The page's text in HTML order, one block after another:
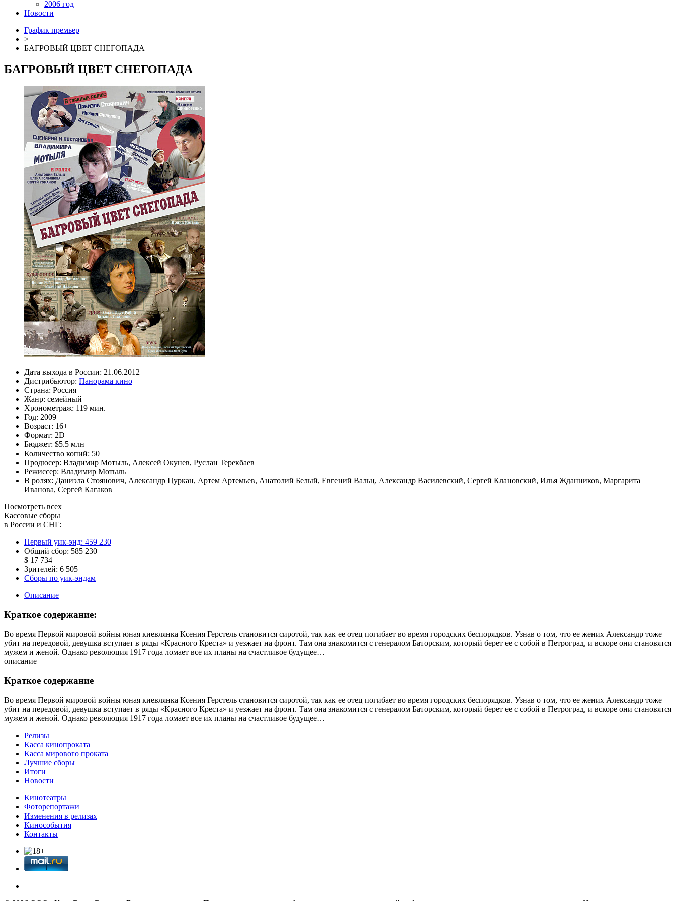
2006 год
Новости
График премьер
>
БАГРОВЫЙ ЦВЕТ СНЕГОПАДА
БАГРОВЫЙ ЦВЕТ СНЕГОПАДА
Дата выхода в России: 21.06.2012
Дистрибьютор: Панорама кино
Страна: Россия
Жанр: семейный
Хронометраж: 119 мин.
Год: 2009
Возраст: 16+
Формат: 2D
Бюджет: $5.5 млн
Количество копий: 50
Продюсер: Владимир Мотыль, Алексей Окунев, Руслан Терекбаев
Режиссер: Владимир Мотыль
В ролях: Даниэла Стоянович, Александр Цуркан, Артем Артемьев, Анатолий Белый, Евгений Вальц, Александр Василевский, Сергей Клановский, Илья Жданников, Маргарита
Иванова, Сергей Кагаков
Посмотреть всех
Кассовые сборы
в России и СНГ:
Первый уик-энд: 459 230
Общий сбор: 585 230
$ 17 734
Зрителей: 6 505
Сборы по уик-эндам
Описание
Краткое содержание:
Во время Первой мировой войны юная киевлянка Ксения Герстель становится сиротой, так как ее отец погибает во время городских беспорядков. Узнав о том, что ее жених Александр тоже
убит на передовой, девушка вступает в ряды «Красного Креста» и уезжает на фронт. Там она знакомится с генералом Баторским, который берет ее с собой в Петроград, и вскоре они становятся
мужем и женой. Однако революция 1917 года ломает все их планы на счастливое будущее…
описание
Краткое содержание
Во время Первой мировой войны юная киевлянка Ксения Герстель становится сиротой, так как ее отец погибает во время городских беспорядков. Узнав о том, что ее жених Александр тоже
убит на передовой, девушка вступает в ряды «Красного Креста» и уезжает на фронт. Там она знакомится с генералом Баторским, который берет ее с собой в Петроград, и вскоре они становятся
мужем и женой. Однако революция 1917 года ломает все их планы на счастливое будущее…
Релизы
Касса кинопроката
Касса мирового проката
Лучшие сборы
Итоги
Новости
Кинотеатры
Фоторепортажи
Изменения в релизах
Кинособытия
Контакты